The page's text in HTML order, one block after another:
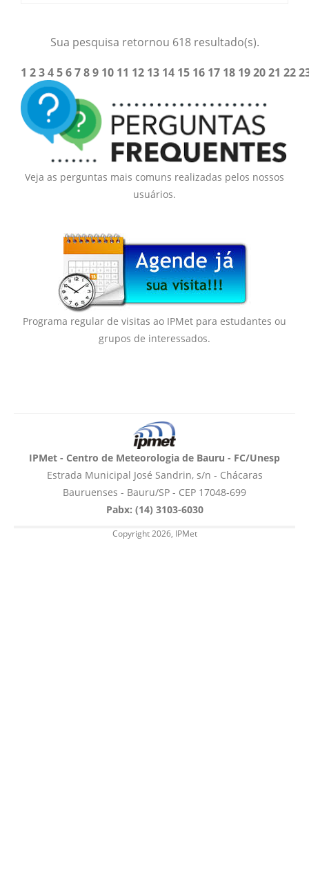
Sua pesquisa retornou 618 resultado(s).
1 23456789 10 11 12 13 14 15 16 17 18 192021 22
Veja as perguntas mais comuns realizadas pelos nossos
usuários.
Programa regular de visitas ao IPMet para estudantes ou
grupos de interessados.
IPMet - Centro de Meteorologia de Bauru - FC/Unesp
Estrada Municipal José Sandrin, s/n - Chácaras
Bauruenses - Bauru/SP - CEP 17048-699
Pabx: (14) 3103-6030
Copyright 2026, IPMet